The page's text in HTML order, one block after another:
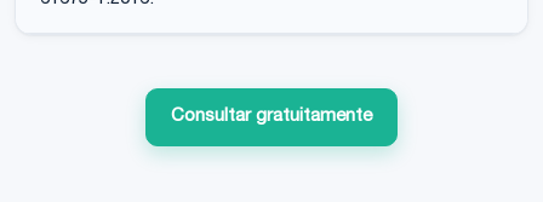
Consultar gratuitamente